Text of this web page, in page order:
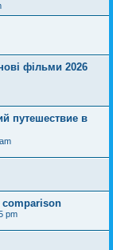
фільми 2026
путешествие в
pm